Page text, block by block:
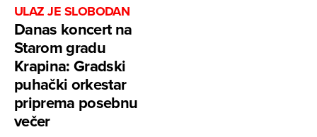
ULAZ JE SLOBODAN
Danas koncert na
Starom gradu
Krapina: Gradski
puhački orkestar
priprema posebnu
večer